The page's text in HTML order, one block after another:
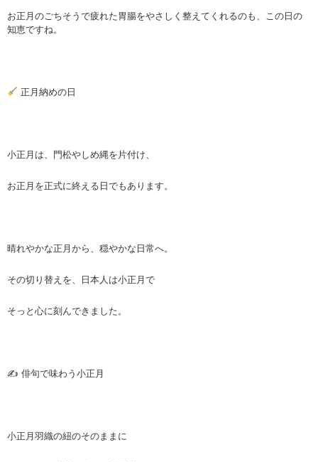
お正月のごちそうで疲れた胃腸をやさしく整えてくれるのも、この日の
知恵ですね。
正月納めの日
小正月は、門松やしめ縄を片付け、
お正月を正式に終える日でもあります。
晴れやかな正月から、穏やかな日常へ。
その切り替えを、日本人は小正月で
そっと心に刻んできました。
✍ 俳句で味わう小正月
小正月羽織の紐のそのままに